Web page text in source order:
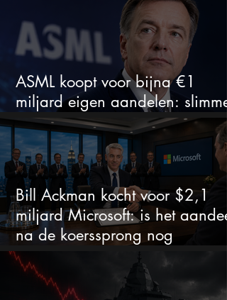
ASML koopt voor bijna €1
miljard eigen aandelen: slimme
zet of dure timing?
Bill Ackman kocht voor $2,1
miljard Microsoft: is het aandeel
na de koerssprong nog
aantrekkelijk?